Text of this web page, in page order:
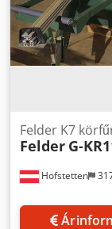
Hofstetten
Felder K7
Felder G-